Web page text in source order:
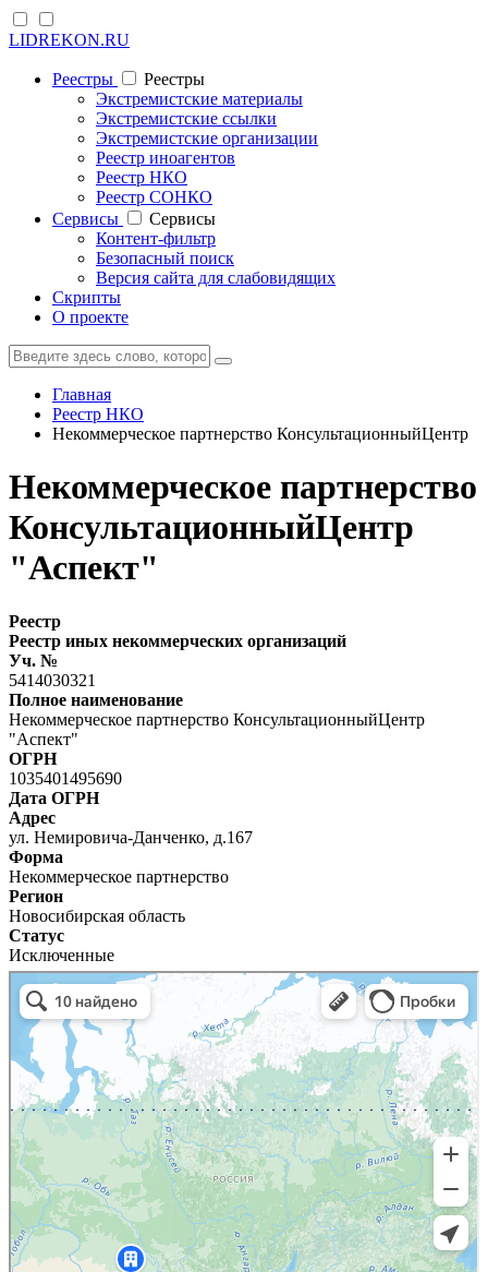
LIDREKON.RU
Реестры
Реестры
Экстремистские материалы
Экстремистские ссылки
Экстремистские организации
Реестр иноагентов
Реестр НКО
Реестр СОНКО
Cервисы
Cервисы
Контент-фильтр
Безопасный поиск
Версия сайта для слабовидящих
Скрипты
О проекте
Главная
Реестр НКО
Некоммерческое партнерство КонсультационныйЦентр
Некоммерческое партнерство
КонсультационныйЦентр
"Аспект"
Реестр
Реестр иных некоммерческих организаций
Уч. №
5414030321
Полное наименование
Некоммерческое партнерство КонсультационныйЦентр
"Аспект"
ОГРН
1035401495690
Дата ОГРН
Адрес
ул. Немировича-Данченко, д.167
Форма
Некоммерческое партнерство
Регион
Новосибирская область
Статус
Исключенные